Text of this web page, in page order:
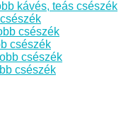
kávés, teás csészék
csészék
csészék
csészék
csészék